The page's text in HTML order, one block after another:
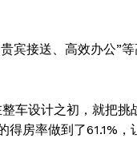
宾接送、高效办公”
车设计之初，就把挑
房率做到了61.1%，